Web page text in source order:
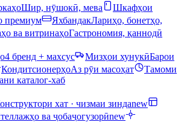
Шир, нӯшокӣ, мева
Шкафҳои
премиум ЯхбандакЛариҳо, бонетҳо,
ва витринаҳоГастрономия, қаннодӣ
4 бренд + махсус Мизҳои хунукӣБарои
КондитсионерҳоАз рӯи масоҳат
Тамоми
каталог-хаб
хат · чизмаи зиндаnew
ва ҷобаҷогузорӣnew